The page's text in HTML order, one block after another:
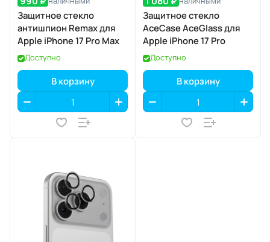
Защитное стекло
антишпион Remax для
Apple iPhone 17 Pro Max
Доступно
В корзину
Защитное стекло
AceCase AceGlass для
Apple iPhone 17 Pro
Доступно
В корзину